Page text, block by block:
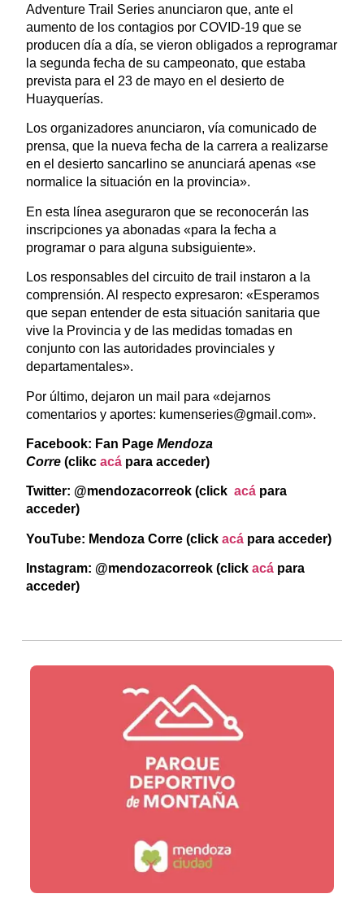
Adventure Trail Series anunciaron que, ante el
aumento de los contagios por COVID-19 que se
producen día a día, se vieron obligados a reprogramar
la segunda fecha de su campeonato, que estaba
prevista para el 23 de mayo en el desierto de
Huayquerías.
Los organizadores anunciaron, vía comunicado de
prensa, que la nueva fecha de la carrera a realizarse
en el desierto sancarlino se anunciará apenas «se
normalice la situación en la provincia».
En esta línea aseguraron que se reconocerán las
inscripciones ya abonadas «para la fecha a
programar o para alguna subsiguiente».
Los responsables del circuito de trail instaron a la
comprensión. Al respecto expresaron: «Esperamos
que sepan entender de esta situación sanitaria que
vive la Provincia y de las medidas tomadas en
conjunto con las autoridades provinciales y
departamentales».
Por último, dejaron un mail para «dejarnos
comentarios y aportes: kumenseries@gmail.com».
Facebook: Fan Page Mendoza
Corre(clikc acápara acceder)
Twitter: @mendozacorreok (click acápara
acceder)
YouTube: Mendoza Corre (click acápara acceder)
Instagram: @mendozacorreok (click acápara
acceder)